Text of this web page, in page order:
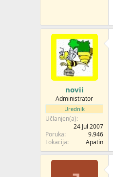
novii
Administrator
Urednik
Učlanjen(a)
24 Jul 2007
Poruka
9.946
Lokacija
Apatin